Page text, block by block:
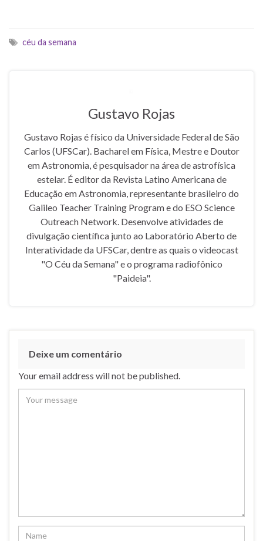
céu da semana
Gustavo Rojas
Gustavo Rojas é físico da Universidade Federal de São
Carlos (UFSCar). Bacharel em Física, Mestre e Doutor
em Astronomia, é pesquisador na área de astrofísica
estelar. É editor da Revista Latino Americana de
Educação em Astronomia, representante brasileiro do
Galileo Teacher Training Program e do ESO Science
Outreach Network. Desenvolve atividades de
divulgação científica junto ao Laboratório Aberto de
Interatividade da UFSCar, dentre as quais o videocast
"O Céu da Semana" e o programa radiofônico
"Paideia".
Deixe um comentário
Your email address will not be published.